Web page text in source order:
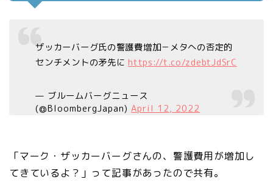
ザッカーバーグ氏の警護費増加－メタへの否定的
センチメントの矛先に https://t.co/zdebtJdSrC
— ブルームバーグニュース
(@BloombergJapan)April 12, 2022
「マーク・ザッカーバーグさんの、警護費用が増加し
てきているよ？」って記事があったので共有。